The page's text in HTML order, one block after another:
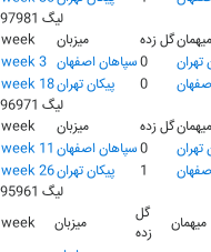
لیگ 97981
week
میزبان گل زدهمیهمان
week 3 سپاهان اصفهان0 تهران
week 18پيکان تهران 0
لیگ 96971
week
میزبان گل زدهمیهمان
week 11 سپاهان اصفهان0 تهران
week 26پيکان تهران 1
لیگ 95961
week
میزبان
گل
زده
میهمان